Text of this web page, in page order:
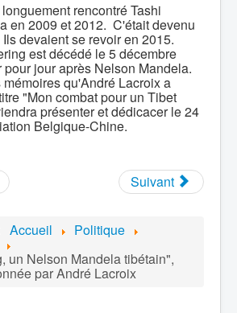
rencontré Tashi
en 2009 et 2012. C'était devenu
devaient se revoir en 2015.
est décédé le 5 décembre
jour après Nelson Mandela.
qu'André Lacroix a
"Mon combat pour un Tibet
présenter et dédicacer le 24
Belgique-Chine.
Suivant
Accueil Politique
un Nelson Mandela tibétain",
par André Lacroix